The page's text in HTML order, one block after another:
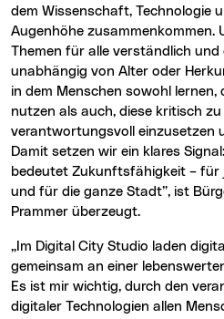
dem Wissenschaft, Technologie
Augenhöhe zusammenkommen.
Themen für alle verständlich und
unabhängig von Alter oder
in dem Menschen sowohl lernen,
nutzen als auch, diese kritisch
verantwortungsvoll einzusetzen
Damit setzen wir ein klares
bedeutet Zukunftsfähigkeit – für
und für die ganze Stadt”, ist
Prammer überzeugt.
„Im Digital City Studio laden digitale Medien dazu ein,
gemeinsam an einer
Es ist mir wichtig, durch den
digitaler Technologien allen